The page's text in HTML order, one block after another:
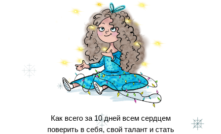
Как всего за 10 дней всем сердцем
поверить в себя, свой талант и стать